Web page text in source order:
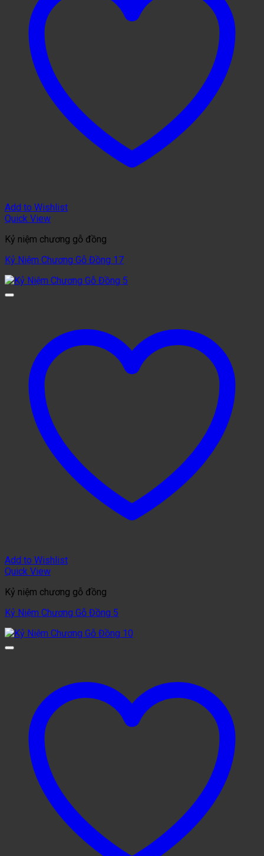
Add to Wishlist
Quick View
Kỷ niệm chương gỗ đồng
Kỷ Niệm Chương Gỗ Đồng 17
Add to Wishlist
Quick View
Kỷ niệm chương gỗ đồng
Kỷ Niệm Chương Gỗ Đồng 5